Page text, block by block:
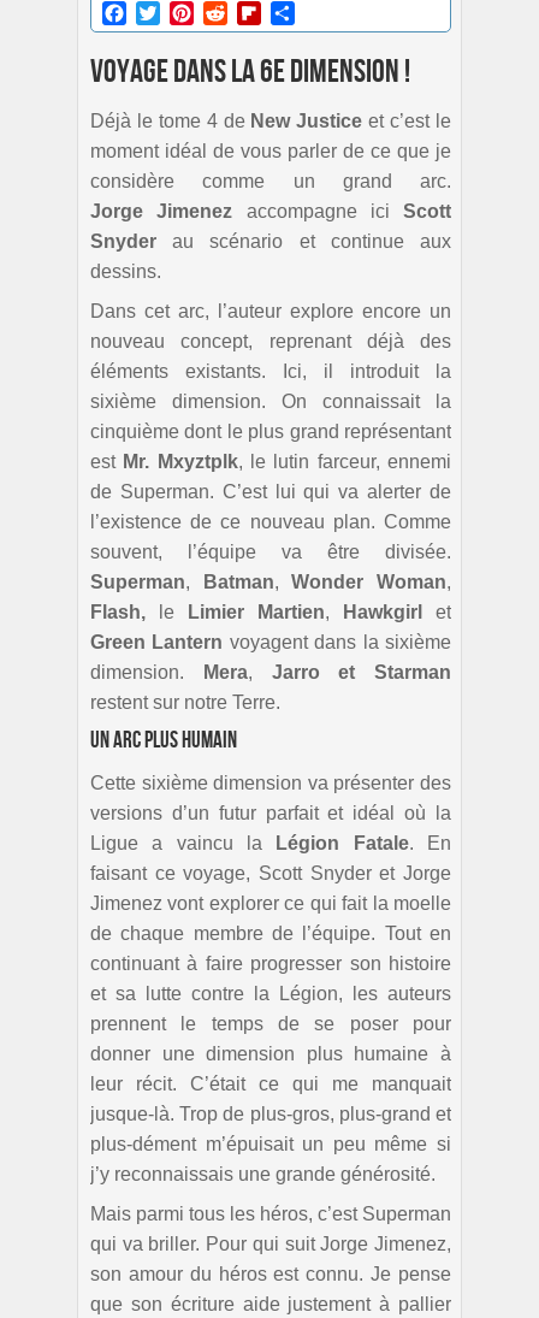
Facebook
TwitterPinterestRedditFlipboard
Voyage dans la 6e dimension !
Déjà le tome 4 de New Justice et c’est le
moment idéal de vous parler de ce que je
considère comme un grand arc.
Jorge Jimenez accompagne ici Scott
Snyder au scénario et continue aux
dessins.
Dans cet arc, l’auteur explore encore un
nouveau concept, reprenant déjà des
éléments existants. Ici, il introduit la
sixième dimension. On connaissait la
cinquième dont le plus grand représentant
est Mr. Mxyztplk, le lutin farceur, ennemi
de Superman. C’est lui qui va alerter de
l’existence de ce nouveau plan. Comme
souvent, l’équipe va être divisée.
Superman, Batman,Wonder Woman,
Flash, le Limier Martien, Hawkgirl
et
Green Lantern voyagent dans la sixième
dimension.
Mera, Jarro et Starman
restent sur notre Terre.
Un arc plus humain
Cette sixième dimension va présenter des
versions d’un futur parfait et idéal où la
Ligue a vaincu la
Légion Fatale. En
faisant ce voyage, Scott Snyder et Jorge
Jimenez vont explorer ce qui fait la moelle
de chaque membre de l’équipe. Tout en
continuant à faire progresser son histoire
et sa lutte contre la Légion, les auteurs
prennent le temps de se poser pour
donner une dimension plus humaine à
leur récit. C’était ce qui me manquait
jusque-là. Trop de plus-gros, plus-grand et
plus-dément m’épuisait un peu même si
j’y reconnaissais une grande générosité.
Mais parmi tous les héros, c’est Superman
qui va briller. Pour qui suit Jorge Jimenez,
son amour du héros est connu. Je pense
que son écriture aide justement à pallier